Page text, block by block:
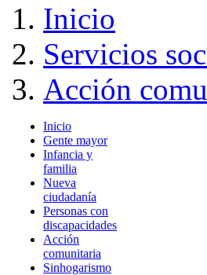
Inicio
Servicios
Acción
Inicio
Gente mayor
Infancia y
familia
Nueva
ciudadanía
Personas con
discapacidades
Acción
comunitaria
Sinhogarismo